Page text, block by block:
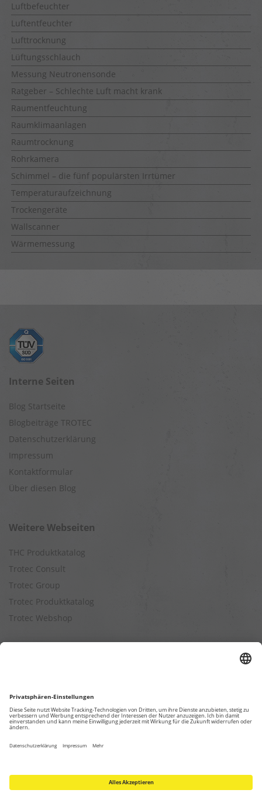
Luftbefeuchter
Luftentfeuchter
Lufttrocknung
Lüftungsschlauch
Messung Neutronensonde
Ratgeber – Schlechte Luft macht krank
Raumentfeuchtung
Raumklimaanlagen
Raumtrocknung
Rohrkamera
Schimmel – die fünf populärsten Irrtümer
Temperaturaufzeichnung
Trockengeräte
Wallscanner
Wärmemessung
Interne Seiten
Blog Startseite
Blogbeiträge TROTEC
Datenschutzerklärung
Impressum
Kontaktformular
Über diesen Blog
Weitere Webseiten
THC Produktkatalog
Trotec Consult
Trotec Group
Trotec Produktkatalog
Trotec Webshop
Entfeuchtungsleistung berechnen
Kapazitätsberechnung für Luftreiniger
Klimatisierungsleistung berechnen
Ventilationsleistung berechnen